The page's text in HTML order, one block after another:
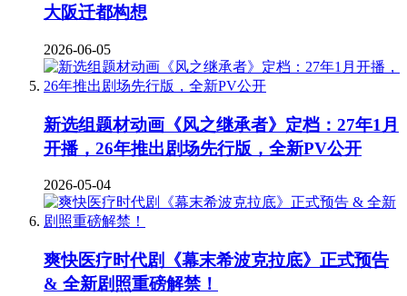
大阪迁都构想
2026-06-05
新选组题材动画《风之继承者》定档：27年1月
开播，26年推出剧场先行版，全新PV公开
2026-05-04
爽快医疗时代剧《幕末希波克拉底》正式预告
& 全新剧照重磅解禁！